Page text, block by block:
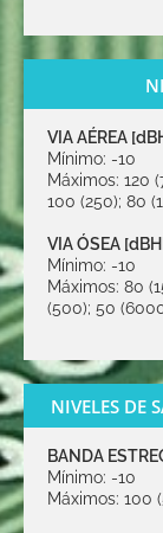
VIA AÉREA
Mínimo: -10
Máximos: 120
100 (250); 80
VIA ÓSEA
Mínimo: -10
Máximos: 80
(500); 50
NIVELES DE
BANDA
Mínimo: -10
Máximos: 100